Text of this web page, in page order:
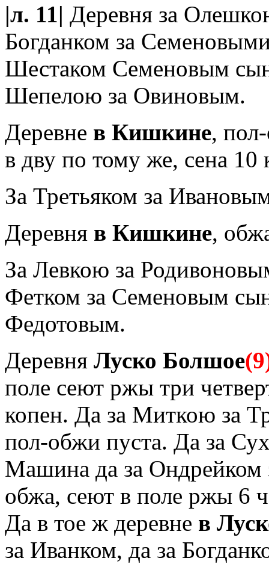
|л. 11| Деревня за
Богданком за
Шестаком Семеновым
Шепелою за Овиновым.
Деревне в Кишкине,
в дву по тому же, сена 10
За Третьяком за
Деревня в Кишкине,
За Левкою за
Фетком за Семеновым
Федотовым.
Деревня Луско Болшое
поле сеют ржы три
копен. Да за Миткою за
пол-обжи пуста. Да за
Машина да за
обжа, сеют в поле ржы 6
Да в тое ж деревне в
за Иванком, да за